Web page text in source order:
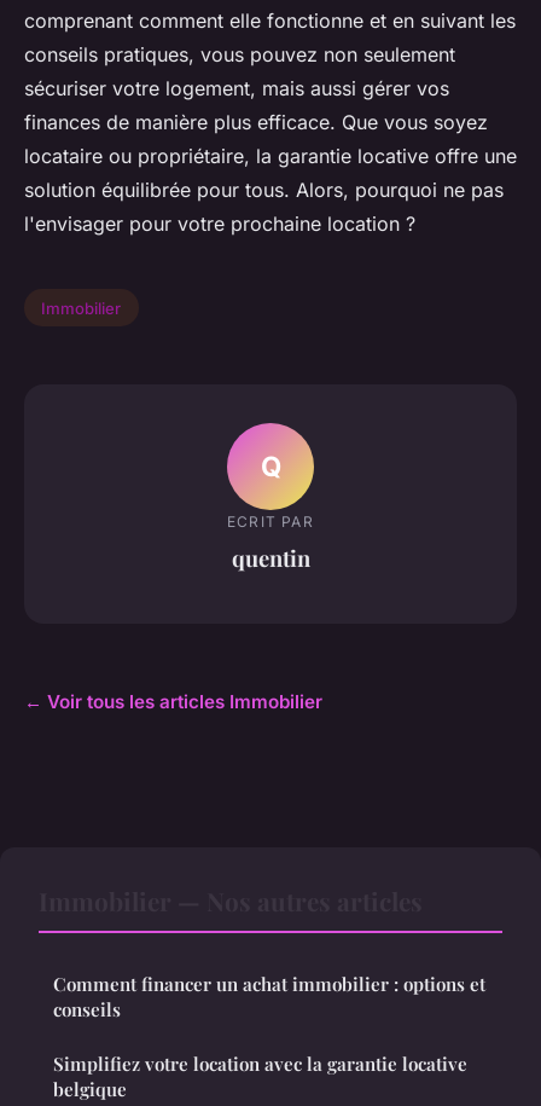
comprenant comment elle fonctionne et en suivant les
conseils pratiques, vous pouvez non seulement
sécuriser votre logement, mais aussi gérer vos
finances de manière plus efficace. Que vous soyez
locataire ou propriétaire, la garantie locative offre une
solution équilibrée pour tous. Alors, pourquoi ne pas
l'envisager pour votre prochaine location ?
Immobilier
Q
ECRIT PAR
quentin
← Voir tous les articles Immobilier
Comment financer un achat immobilier : options et
conseils
Simplifiez votre location avec la garantie locative
belgique